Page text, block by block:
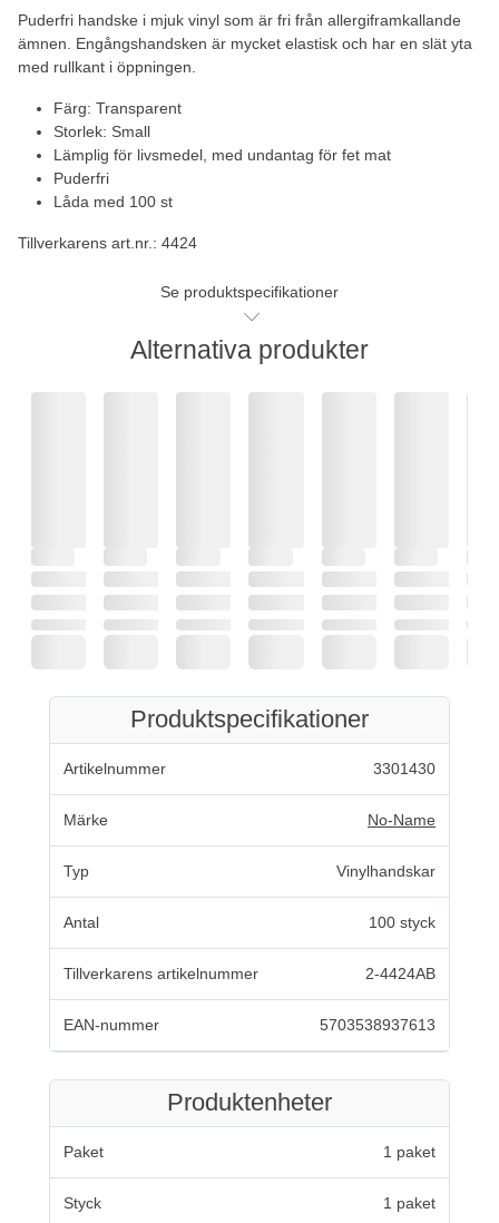
Puderfri handske i mjuk vinyl som är fri från allergiframkallande
ämnen. Engångshandsken är mycket elastisk och har en slät yta
med rullkant i öppningen.
Färg: Transparent
Storlek: Small
Lämplig för livsmedel, med undantag för fet mat
Puderfri
Låda med 100 st
Tillverkarens art.nr.: 4424
Se produktspecifikationer
Alternativa produkter
Produktspecifikationer
Artikelnummer 3301430
Märke No-Name
Typ Vinylhandskar
Antal 100 styck
Tillverkarens artikelnummer 2-4424AB
EAN-nummer 5703538937613
Produktenheter
Paket 1 paket
Styck 1 paket